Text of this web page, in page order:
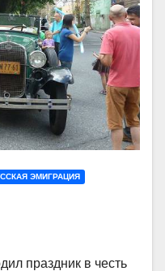
ЭМИГРАЦИЯ
праздник в честь